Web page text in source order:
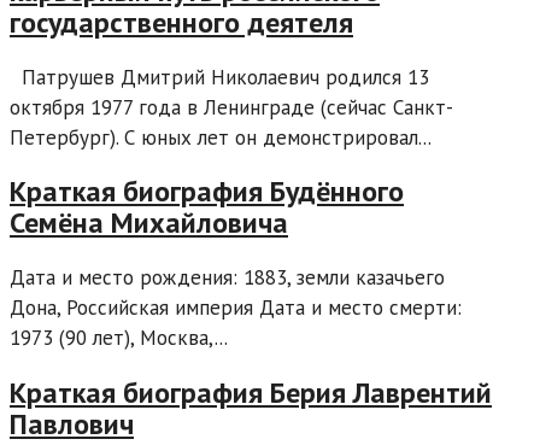
государственного деятеля
Патрушев Дмитрий Николаевич родился 13
октября 1977 года в Ленинграде (сейчас Санкт-
Петербург). С юных лет он демонстрировал...
Краткая биография Будённого
Семёна Михайловича
Дата и место рождения: 1883, земли казачьего
Дона, Российская империя Дата и место смерти:
1973 (90 лет), Москва,...
Краткая биография Берия Лаврентий
Павлович